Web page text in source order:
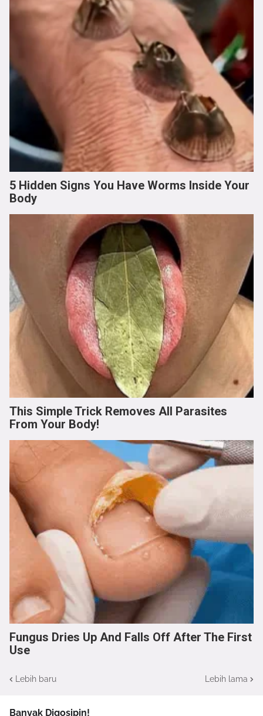
5 Hidden Signs You Have Worms Inside Your
Body
This Simple Trick Removes All Parasites
From Your Body!
Fungus Dries Up And Falls Off After The First
Use
Lebih baru Lebih lama
Banyak Digosipin!